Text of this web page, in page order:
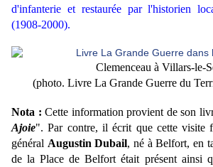
d'infanterie et restaurée par l'historien
(1908-2000).
Clemenceau à Villars-le-
(photo. Livre La Grande Guerre du
Nota : Cette information provient de son
Ajoie". Par contre, il écrit que cette visite
général Augustin Dubail, né à Belfort, en
de la Place de Belfort était présent ainsi